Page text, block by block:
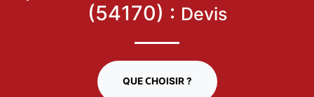
(54170) : Devis
QUE CHOISIR ?